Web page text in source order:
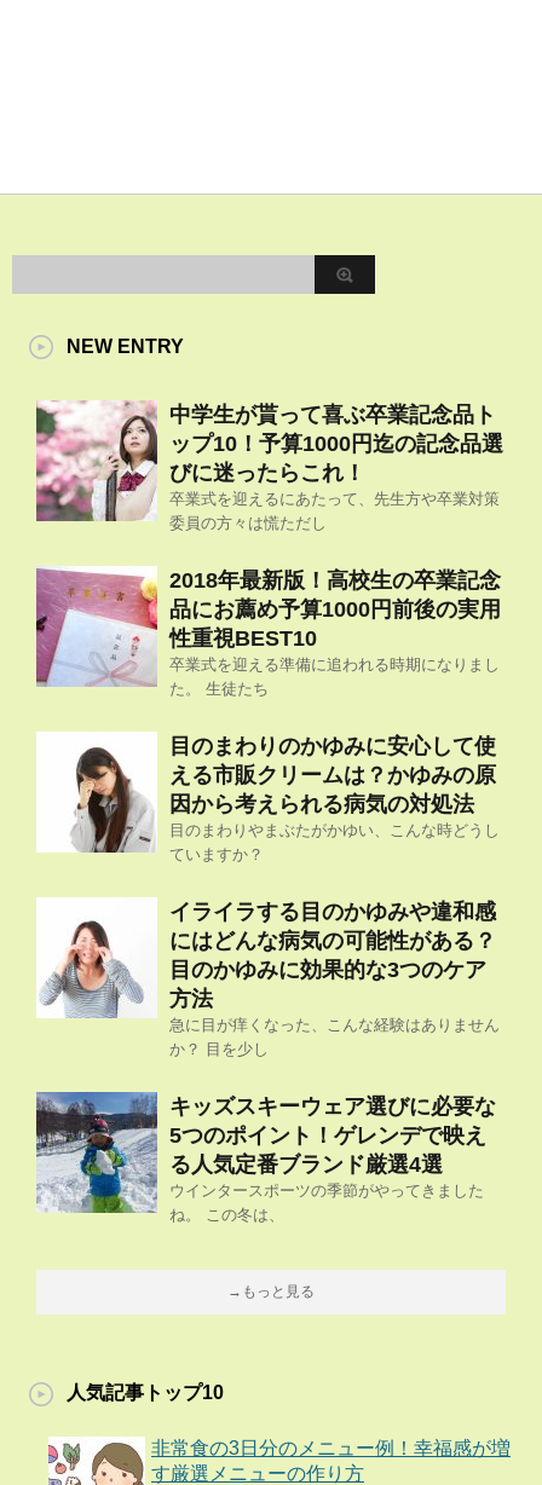
NEW ENTRY
中学生が貰って喜ぶ卒業記念品ト
ップ10！予算1000円迄の記念品選
びに迷ったらこれ！
卒業式を迎えるにあたって、先生方や卒業対策
委員の方々は慌ただし
2018年最新版！高校生の卒業記念
品にお薦め予算1000円前後の実用
性重視BEST10
卒業式を迎える準備に追われる時期になりまし
た。 生徒たち
目のまわりのかゆみに安心して使
える市販クリームは？かゆみの原
因から考えられる病気の対処法
目のまわりやまぶたがかゆい、こんな時どうし
ていますか？
イライラする目のかゆみや違和感
にはどんな病気の可能性がある？
目のかゆみに効果的な3つのケア
方法
急に目が痒くなった、こんな経験はありません
か？ 目を少し
キッズスキーウェア選びに必要な
5つのポイント！ゲレンデで映え
る人気定番ブランド厳選4選
ウインタースポーツの季節がやってきました
ね。 この冬は、
→もっと見る
人気記事トップ10
非常食の3日分のメニュー例！幸福感が増
す厳選メニューの作り方